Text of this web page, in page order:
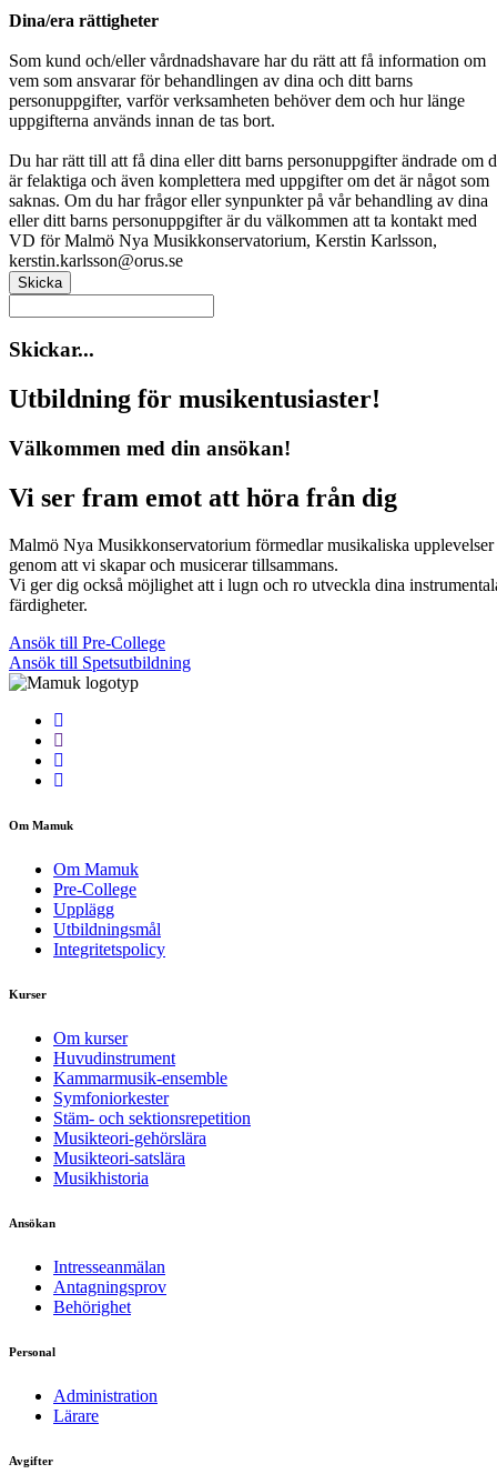
Dina/era rättigheter
Som kund och/eller vårdnadshavare har du rätt att få information om
vem som ansvarar för behandlingen av dina och ditt barns
personuppgifter, varför verksamheten behöver dem och hur länge
uppgifterna används innan de tas bort.
Du har rätt till att få dina eller ditt barns personuppgifter ändrade om
är felaktiga och även komplettera med uppgifter om det är något som
saknas. Om du har frågor eller synpunkter på vår behandling av dina
eller ditt barns personuppgifter är du välkommen att ta kontakt med
VD för Malmö Nya Musikkonservatorium, Kerstin Karlsson,
kerstin.karlsson@orus.se
Skicka
Skickar...
Utbildning för musikentusiaster!
Välkommen med din ansökan!
Vi ser fram emot att höra från dig
Malmö Nya Musikkonservatorium förmedlar musikaliska upplevelser
genom att vi skapar och musicerar tillsammans.
Vi ger dig också möjlighet att i lugn och ro utveckla dina
färdigheter.
Ansök till Pre-College
Ansök till Spetsutbildning
Om Mamuk
Om Mamuk
Pre-College
Upplägg
Utbildningsmål
Integritetspolicy
Kurser
Om kurser
Huvudinstrument
Kammarmusik-ensemble
Symfoniorkester
Stäm- och sektionsrepetition
Musikteori-gehörslära
Musikteori-satslära
Musikhistoria
Ansökan
Intresseanmälan
Antagningsprov
Behörighet
Personal
Administration
Lärare
Avgifter